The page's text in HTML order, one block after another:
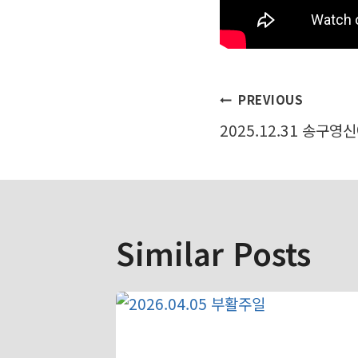
글
탐
색
PREVIOUS
2025.12.31 송구영
Similar Posts